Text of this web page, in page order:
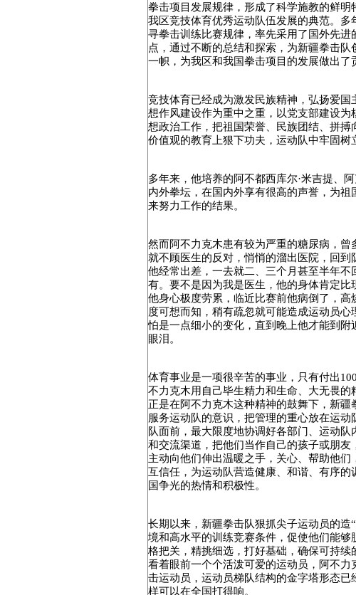
拳击项目发展规律，形成了科学施教的鲜
我区竞技体育优秀运动队伍发展的典范。
寻拳击训练比赛规律，率先采用了国外先
点，通过不断的总结和探索，为新疆拳击
一帜，为我区和我国拳击项目的发展做出了
竞技体育已经成为激发民族精神，弘扬爱
想作风建设作为重中之重，以党支部建设
想政治工作，把祖国荣誉、民族团结、拼
价值观的教育上狠下功夫，运动队中牢固树
多年来，他培养的阿不都西库尔·米吉提、
内外拳坛，在国内外享有很高的声誉，为
来努力工作的结果。
然而阿不力克木患有较为严重的糖尿病，
就不顾医生的反对，悄悄的溜出医院，回到
他经常出差，一去就二、三个月甚至半年
有。要不是因为我是医生，他的身体肯定
他身心极度劳累，临近比赛前他病倒了，
度可想而知，稍有疏忽就可能造成运动员
怕是一点细小的变化，直到晚上他才能到
眼泪。
体育事业是一项很辛苦的事业，只有付出
不力克木用自己毕生精力和生命、大无畏的
正是在阿不力克木这种精神的鼓舞下，新
服务运动队的意识，把管理的重心放在运
队面前，最大限度地协调好各部门、运动
和交流渠道，把他们当作自己的孩子或朋友
主动向他们伸出温暖之手，关心、帮助他
互信任，为运动队营造健康、和谐、有序
国争光的热情和积极性。
长期以来，新疆拳击队狠抓尖子运动员的
境和高水平的训练竞赛条件，促使他们能
格把关，精挑细选，打好基础，确保可持续
看着眼前一个个活泼可爱的运动员，阿不
击运动员，运动员梯队结构的金字塔形态
样可以在全国打得响。